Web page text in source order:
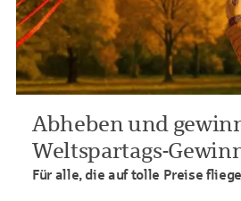
Abheben und
Weltspartags-
Für alle, die auf tolle Preise